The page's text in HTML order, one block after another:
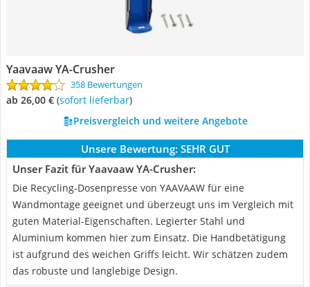
Yaavaaw YA-Crusher
358 Bewertungen
ab 26,00 € ( Sofort lieferbar)
Preisvergleich und weitere Angebote
Unsere Bewertung: SEHR GUT
Unser Fazit für Yaavaaw YA-Crusher:
Die Recycling-Dosenpresse von YAAVAAW für eine
Wandmontage geeignet und überzeugt uns im Vergleich mit
guten Material-Eigenschaften. Legierter Stahl und
Aluminium kommen hier zum Einsatz. Die Handbetätigung
ist aufgrund des weichen Griffs leicht. Wir schätzen zudem
das robuste und langlebige Design.